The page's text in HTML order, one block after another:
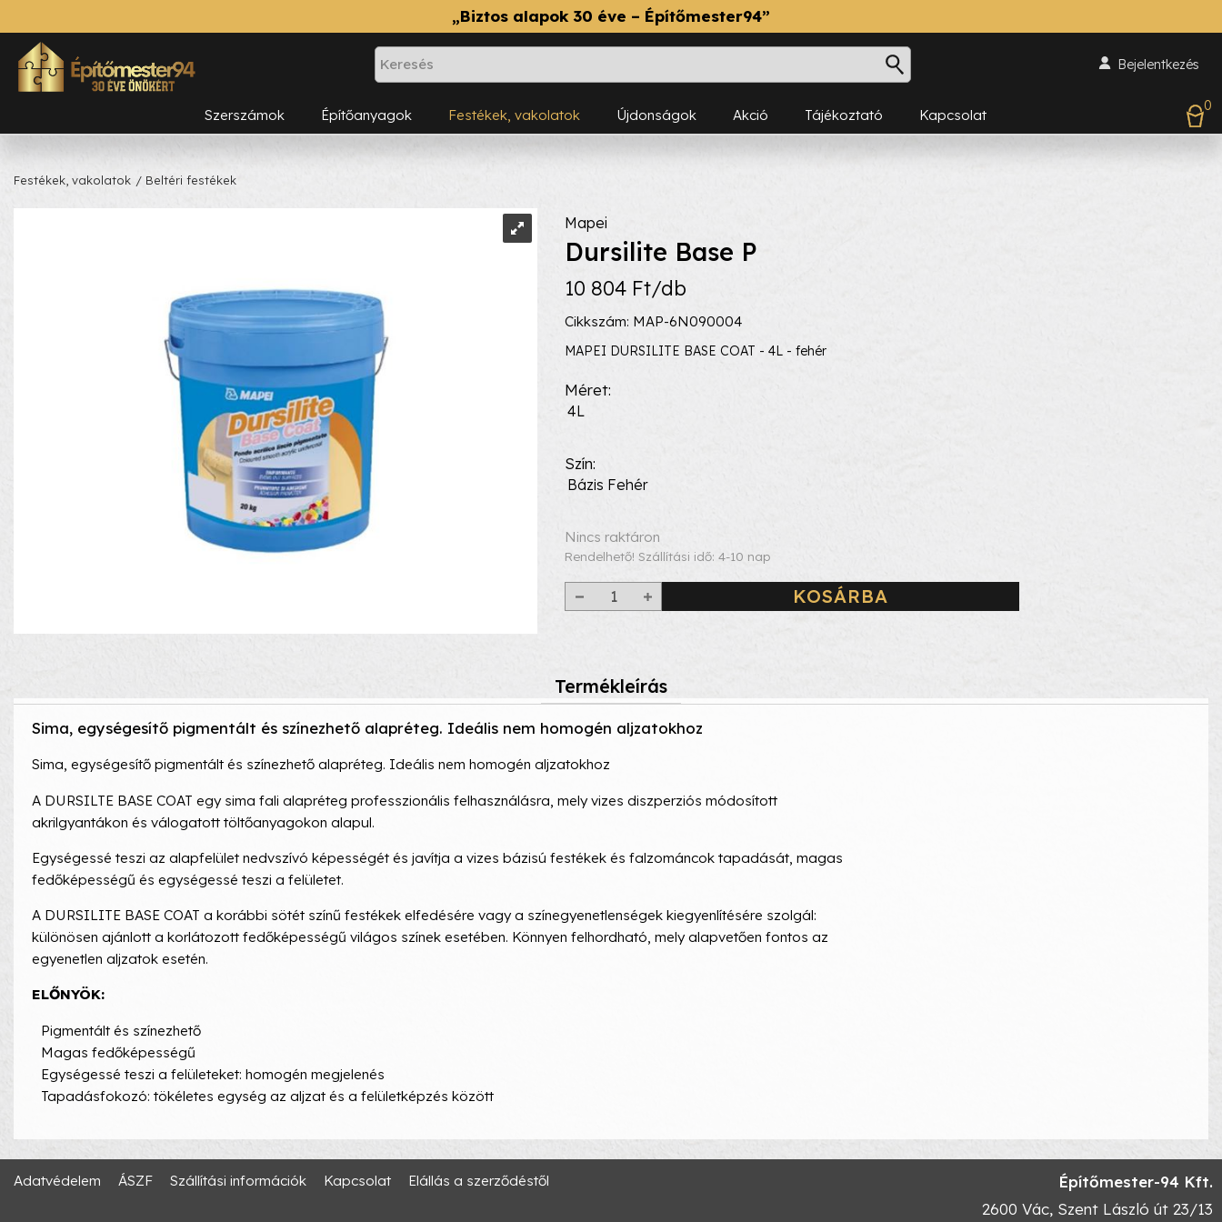
„Biztos alapok 30 éve – Építőmester94”
Bejelentkezés
Szerszámok Építőanyagok Festékek, vakolatok Újdonságok Akció Tájékoztató Kapcsolat
0
Festékek, vakolatok / Beltéri festékek
Mapei
Dursilite Base P
10 804 Ft/db
Cikkszám: MAP-6N090004
MAPEI DURSILITE BASE COAT - 4L - fehér
Méret
4L
Szín
Bázis Fehér
Nincs raktáron
Rendelhető! Szállítási idő: 4-10 nap
KOSÁRBA
Termékleírás
Sima, egységesítő pigmentált és színezhető alapréteg. Ideális nem homogén aljzatokhoz
Sima, egységesítő pigmentált és színezhető alapréteg. Ideális nem homogén aljzatokhoz
A DURSILTE BASE COAT egy sima fali alapréteg professzionális felhasználásra, mely vizes diszperziós módosított
akrilgyantákon és válogatott töltőanyagokon alapul.
Egységessé teszi az alapfelület nedvszívó képességét és javítja a vizes bázisú festékek és falzománcok tapadását, magas
fedőképességű és egységessé teszi a felületet.
A DURSILITE BASE COAT a korábbi sötét színű festékek elfedésére vagy a színegyenetlenségek kiegyenlítésére szolgál:
különösen ajánlott a korlátozott fedőképességű világos színek esetében. Könnyen felhordható, mely alapvetően fontos az
egyenetlen aljzatok esetén.
ELŐNYÖK:
Pigmentált és színezhető
Magas fedőképességű
Egységessé teszi a felületeket: homogén megjelenés
Tapadásfokozó: tökéletes egység az aljzat és a felületképzés között
Adatvédelem ÁSZF Szállítási információk Kapcsolat Elállás a szerződéstől
Építőmester-94 Kft.
2600 Vác, Szent László út 23/13